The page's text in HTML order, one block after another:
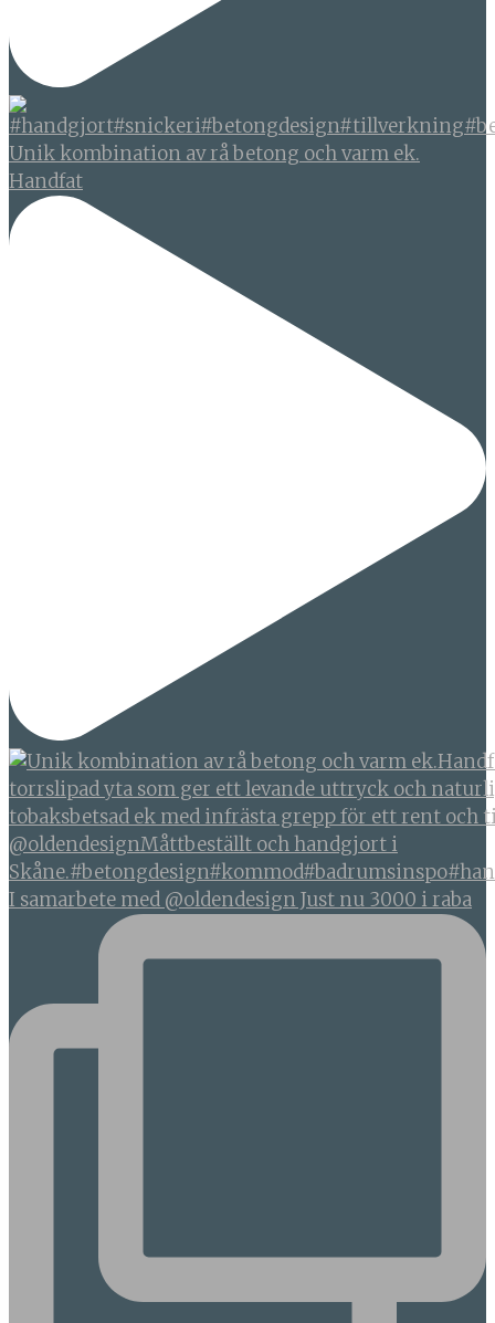
Unik kombination av rå betong och varm ek.
Handfat
I samarbete med @oldendesign Just nu 3000 i raba